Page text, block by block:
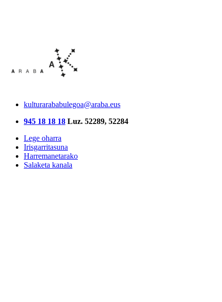
kulturarababulegoa@araba.eus
945 18 18 18 Luz. 52289, 52284
Lege oharra
Irisgarritasuna
Harremanetarako
Salaketa kanala